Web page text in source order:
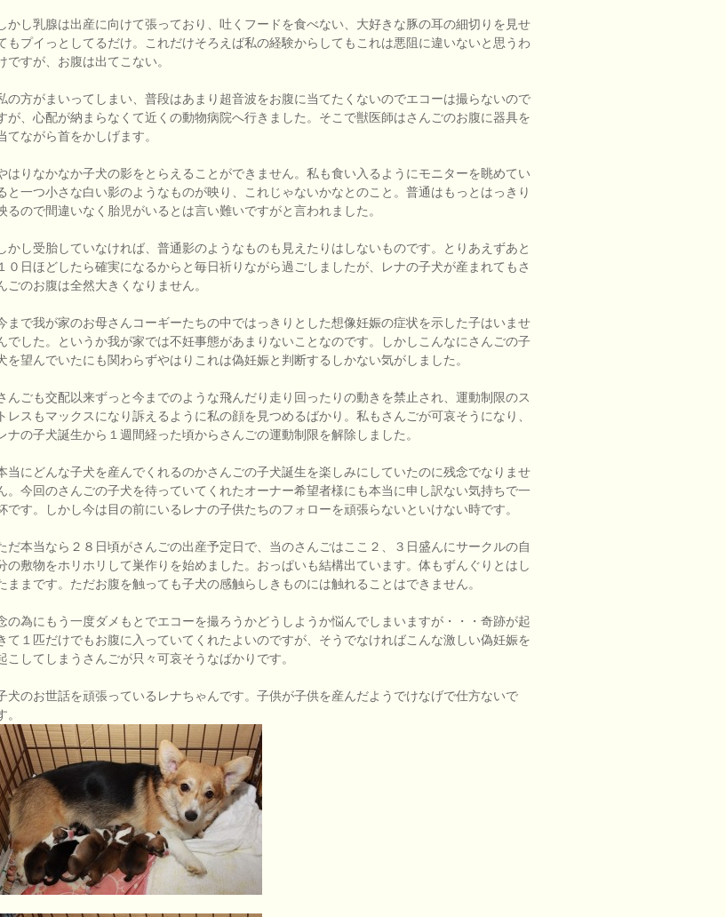
かし乳腺は出産に向けて張っており、吐くフードを食べない、大好きな豚の耳の細切りを見せ
もプイっとしてるだけ。これだけそろえば私の経験からしてもこれは悪阻に違いないと思うわ
ですが、お腹は出てこない。
の方がまいってしまい、普段はあまり超音波をお腹に当てたくないのでエコーは撮らないので
が、心配が納まらなくて近くの動物病院へ行きました。そこで獣医師はさんごのお腹に器具を
てながら首をかしげます。
はりなかなか子犬の影をとらえることができません。私も食い入るようにモニターを眺めてい
と一つ小さな白い影のようなものが映り、これじゃないかなとのこと。普通はもっとはっきり
るので間違いなく胎児がいるとは言い難いですがと言われました。
かし受胎していなければ、普通影のようなものも見えたりはしないものです。とりあえずあと
１０日ほどしたら確実になるからと毎日祈りながら過ごしましたが、レナの子犬が産まれてもさ
ごのお腹は全然大きくなりません。
まで我が家のお母さんコーギーたちの中ではっきりとした想像妊娠の症状を示した子はいませ
でした。というか我が家では不妊事態があまりないことなのです。しかしこんなにさんごの子
を望んでいたにも関わらずやはりこれは偽妊娠と判断するしかない気がしました。
んごも交配以来ずっと今までのような飛んだり走り回ったりの動きを禁止され、運動制限のス
トレスもマックスになり訴えるように私の顔を見つめるばかり。私もさんごが可哀そうになり、
ナの子犬誕生から１週間経った頃からさんごの運動制限を解除しました。
当にどんな子犬を産んでくれるのかさんごの子犬誕生を楽しみにしていたのに残念でなりませ
。今回のさんごの子犬を待っていてくれたオーナー希望者様にも本当に申し訳ない気持ちで一
です。しかし今は目の前にいるレナの子供たちのフォローを頑張らないといけない時です。
だ本当なら２８日頃がさんごの出産予定日で、当のさんごはここ２、３日盛んにサークルの自
の敷物をホリホリして巣作りを始めました。おっぱいも結構出ています。体もずんぐりとはし
ままです。ただお腹を触っても子犬の感触らしきものには触れることはできません。
の為にもう一度ダメもとでエコーを撮ろうかどうしようか悩んでしまいますが・・・奇跡が起
て１匹だけでもお腹に入っていてくれたよいのですが、そうでなければこんな激しい偽妊娠を
こしてしまうさんごが只々可哀そうなばかりです。
犬のお世話を頑張っているレナちゃんです。子供が子供を産んだようでけなげで仕方ないで
。